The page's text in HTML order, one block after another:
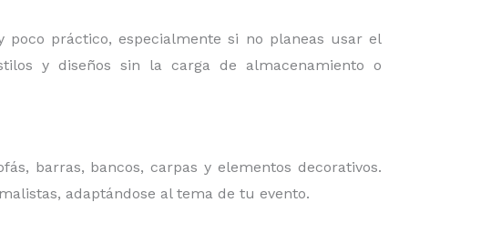
práctico, especialmente si no planeas usar el
y diseños sin la carga de almacenamiento o
barras, bancos, carpas y elementos decorativos.
adaptándose al tema de tu evento.